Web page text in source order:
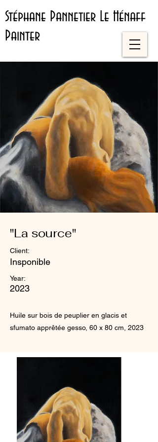
Stéphane Pannetier Le Hénaff
Painter
"La source"
Client:
Insponible
Year:
2023
Huile sur bois de peuplier en glacis et
sfumato apprêtée gesso, 60 x 80 cm, 2023